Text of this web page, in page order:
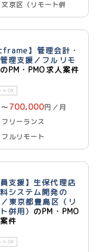
文京区（リモート併
用）
】管理会計・
理支援／フルリモ
のPM・PMO求人案件
トOK
〜 700,000円／月
フリーランス
フルリモート
員支援】生保代理店
システム開発の
／東京都豊島区（リ
併用） のPM・PMO
件
トOK